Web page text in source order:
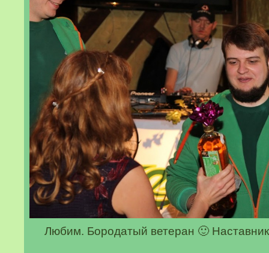
Любим. Бородатый ветеран 🙂 Наставник